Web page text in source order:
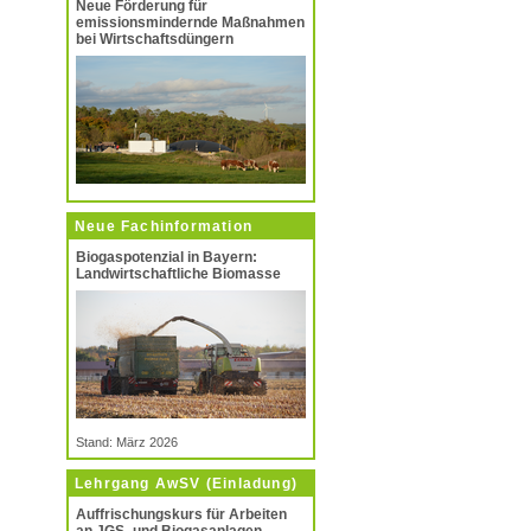
Neue Förderung für
emissionsmindernde Maßnahmen
bei Wirtschaftsdüngern
Neue Fachinformation
Biogaspotenzial in Bayern:
Landwirtschaftliche Biomasse
Stand: März 2026
Lehrgang AwSV (Einladung)
Auffrischungskurs für Arbeiten